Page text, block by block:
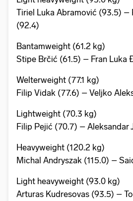
Tiriel Luka Abramović (93.5) –
(92.4)
Bantamweight (61.2 kg)
Stipe Brčić (61.5) – Fran Luka
Welterweight (77.1 kg)
Filip Vidak (77.6) – Veljko
Lightweight (70.3 kg)
Filip Pejić (70.7) – Aleksandar
Heavyweight (120.2 kg)
Michal Andryszak (115.0) –
Light heavyweight (93.0 kg)
Arturas Kudresovas (93.5) –